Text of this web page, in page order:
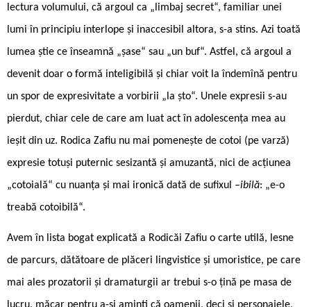
lectura volumului, că argoul ca „limbaj secret“, familiar unei
lumi în principiu interlope și inaccesibil altora, s-a stins. Azi toată
lumea știe ce înseamnă „șase“ sau „un buf“. Astfel, că argoul a
devenit doar o formă inteligibilă și chiar voit la îndemînă pentru
un spor de expresivitate a vorbirii „la șto“. Unele expresii s-au
pierdut, chiar cele de care am luat act în adolescența mea au
ieșit din uz. Rodica Zafiu nu mai pomenește de cotoi (pe varză)
expresie totuși puternic sesizantă și amuzantă, nici de acțiunea
„cotoială“ cu nuanța și mai ironică dată de sufixul –ibilă: „e-o
treabă cotoibilă“.
Avem în lista bogat explicată a Rodicăi Zafiu o carte utilă, lesne
de parcurs, dătătoare de plăceri lingvistice și umoristice, pe care
mai ales prozatorii și dramaturgii ar trebui s-o țină pe masa de
lucru, măcar pentru a-și aminti că oamenii, deci și personajele,